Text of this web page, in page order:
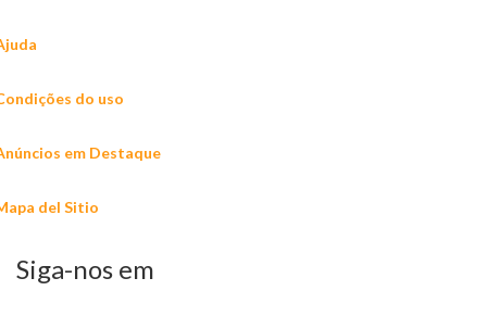
do uso
em Destaque
del Sitio
Siga-nos em